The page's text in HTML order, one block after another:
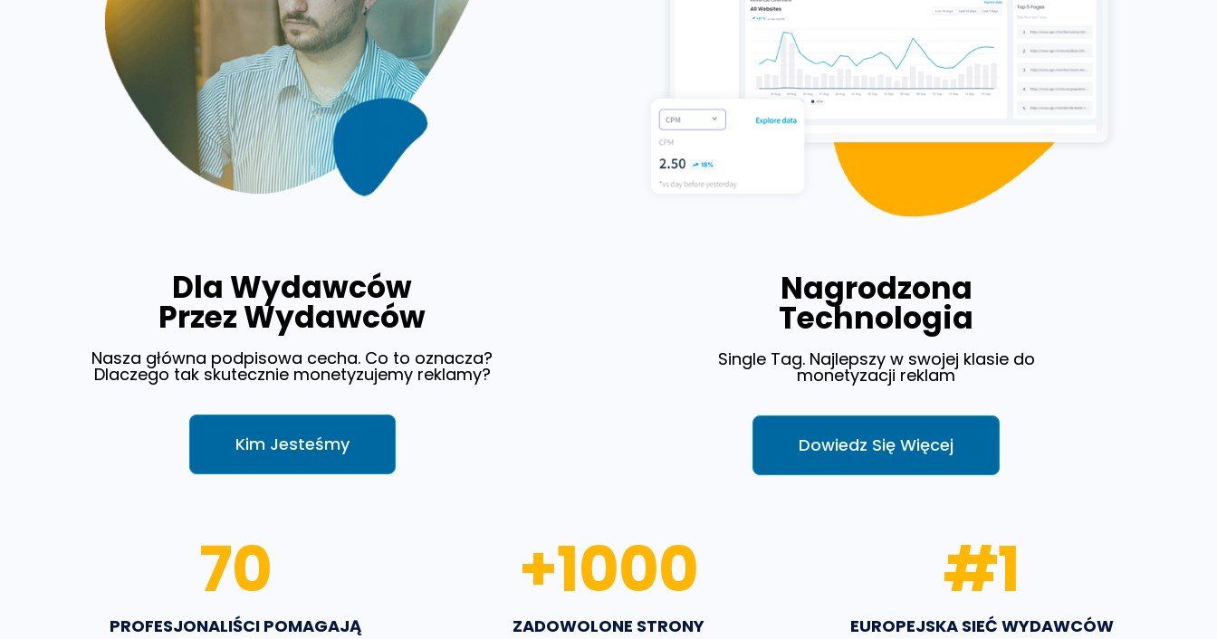
Dla Wydawców
Przez Wydawców
Nasza główna podpisowa cecha. Co to oznacza?
Dlaczego tak skutecznie monetyzujemy reklamy?
Kim Jesteśmy
Nagrodzona
Technologia
Single Tag. Najlepszy w swojej klasie do
monetyzacji reklam
Dowiedz Się Więcej
PROFESJONALIŚCI POMAGAJĄ
70
ZADOWOLONE STRONY
+1000
EUROPEJSKA SIEĆ WYDAWCÓW
#1